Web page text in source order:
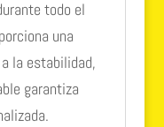
todo el
una
la estabilidad,
garantiza